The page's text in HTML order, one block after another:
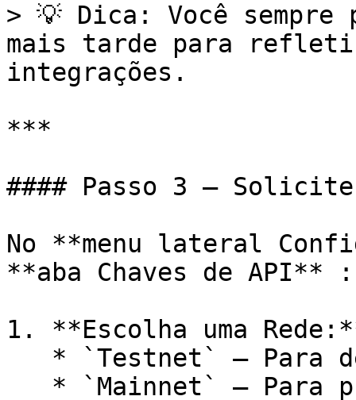
> 💡 Dica: Você
mais tarde para
integrações.
***
#### Passo 3 — Solicite
No **menu lateral
**aba Chaves de API** :
1. **Escolha uma